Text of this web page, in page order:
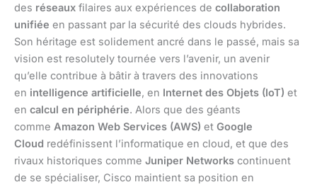
des réseaux filaires aux expériences de collaboration
unifiée en passant par la sécurité des clouds hybrides.
Son héritage est solidement ancré dans le passé, mais sa
vision est resolutely tournée vers l’avenir, un avenir
qu’elle contribue à bâtir à travers des innovations
en intelligence artificielle, en Internet des Objets (IoT) et
en calcul en périphérie. Alors que des géants
comme Amazon Web Services (AWS) et Google
Cloud redéfinissent l’informatique en cloud, et que des
rivaux historiques comme Juniper Networks continuent
de se spécialiser, Cisco maintient sa position en